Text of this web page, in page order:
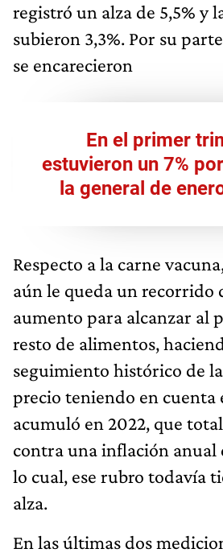
registró un alza de 5,5% y
subieron 3,3%. Por su
se encarecieron
En el primer
estuvieron un 7%
la general de
Respecto a la carne
aún le queda un recorrido
aumento para alcanzar al
resto de alimentos,
seguimiento histórico de
precio teniendo en cuenta
acumuló en 2022, que
contra una inflación anual
lo cual, ese rubro todavía
alza.
En las últimas dos